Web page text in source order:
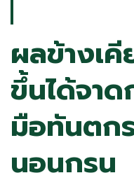
ผลข้างเ
ขึ้นได้จาด
มือทันตก
นอนกรน